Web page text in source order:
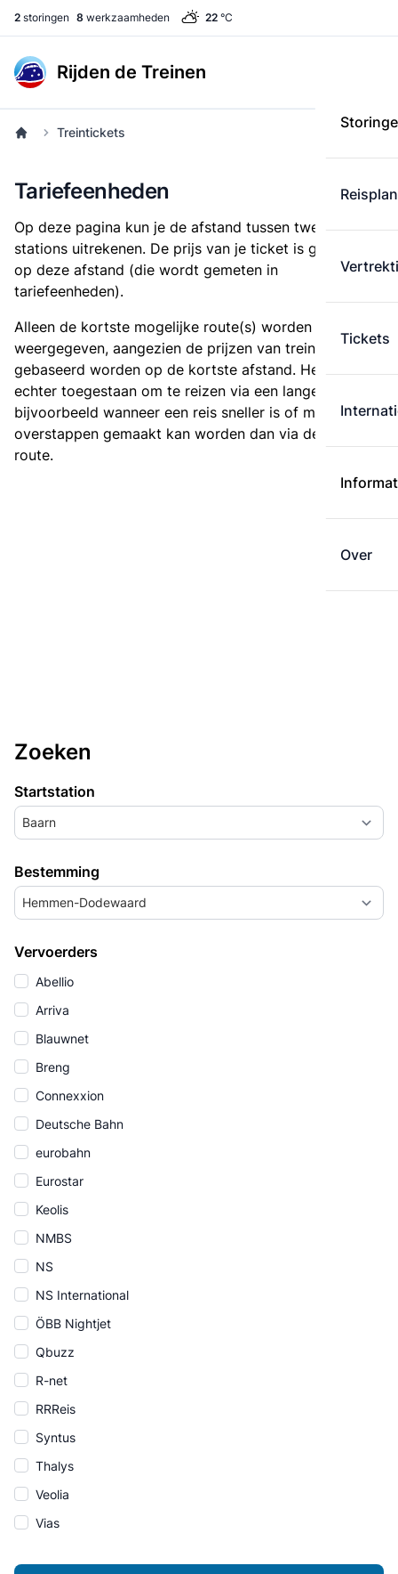
2 storingen 8 werkzaamheden 22 °C
Rijden de Treinen
Tickets
Over
Treintickets
Tariefeenheden
Op deze pagina kun je de afstand tussen twee
stations uitrekenen. De prijs van je ticket is gebaseerd
op deze afstand (die wordt gemeten in
tariefeenheden).
Alleen de kortste mogelijke route(s) worden
weergegeven, aangezien de prijzen van treintickets
gebaseerd worden op de kortste afstand. Het is
echter toegestaan om te reizen via een langere route,
bijvoorbeeld wanneer een reis sneller is of met minder
overstappen gemaakt kan worden dan via de kortste
route.
Zoeken
Startstation
Baarn
Bestemming
Hemmen-Dodewaard
Vervoerders
Abellio
Arriva
Blauwnet
Breng
Connexxion
Deutsche Bahn
eurobahn
Eurostar
Keolis
NMBS
NS
NS International
ÖBB Nightjet
Qbuzz
R-net
RRReis
Syntus
Thalys
Veolia
Vias